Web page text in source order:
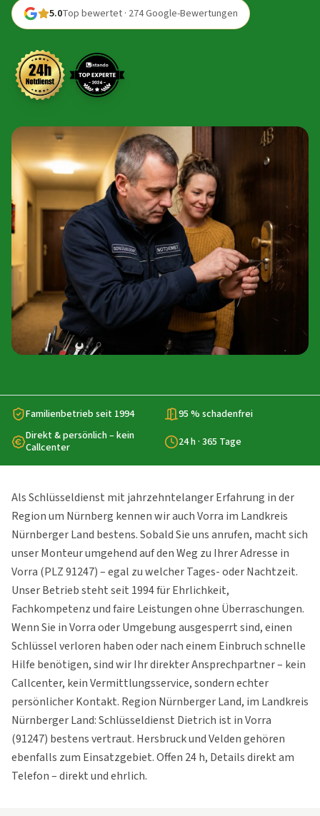
5.0Top bewertet · 274 Google-Bewertungen
Familienbetrieb seit 1994
95 % schadenfrei
Direkt & persönlich – kein
Callcenter
24 h · 365 Tage
Als Schlüsseldienst mit jahrzehntelanger Erfahrung in der
Region um Nürnberg kennen wir auch Vorra im Landkreis
Nürnberger Land bestens. Sobald Sie uns anrufen, macht sich
unser Monteur umgehend auf den Weg zu Ihrer Adresse in
Vorra (PLZ 91247) – egal zu welcher Tages- oder Nachtzeit.
Unser Betrieb steht seit 1994 für Ehrlichkeit,
Fachkompetenz und faire Leistungen ohne Überraschungen.
Wenn Sie in Vorra oder Umgebung ausgesperrt sind, einen
Schlüssel verloren haben oder nach einem Einbruch schnelle
Hilfe benötigen, sind wir Ihr direkter Ansprechpartner – kein
Callcenter, kein Vermittlungsservice, sondern echter
persönlicher Kontakt. Region Nürnberger Land, im Landkreis
Nürnberger Land: Schlüsseldienst Dietrich ist in Vorra
(91247) bestens vertraut. Hersbruck und Velden gehören
ebenfalls zum Einsatzgebiet. Offen 24 h, Details direkt am
Telefon – direkt und ehrlich.